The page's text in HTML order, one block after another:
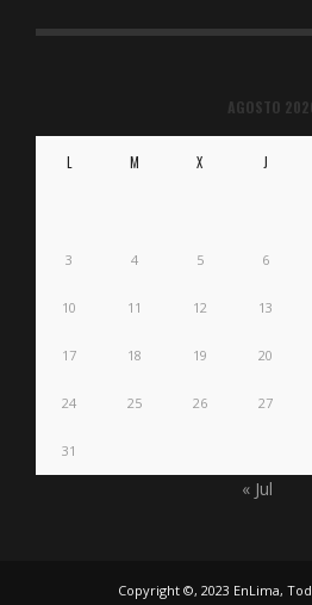
AGOSTO
L M X J
3 4 5 6
10 11 12 13
17 18 19 20
24 25 26 27
31
« Jul
Copyright ©, 2023 EnLima,